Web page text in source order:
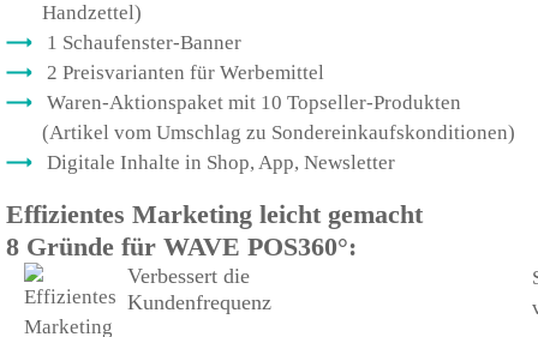
Handzettel)
1 Schaufenster-Banner
2 Preisvarianten für Werbemittel
Waren-Aktionspaket mit 10 Topseller-Produkten
(Artikel vom Umschlag zu Sondereinkaufskonditionen)
Digitale Inhalte in Shop, App, Newsletter
Effizientes Marketing leicht gemacht
8 Gründe für WAVE POS360°:
Verbessert die
Kundenfrequenz